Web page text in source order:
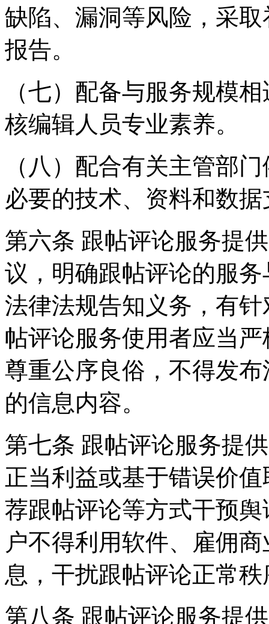
缺陷、漏洞等风险，采
报告。
（七）配备与服务规模
核编辑人员专业素养。
（八）配合有关主管部
必要的技术、资料和数
第六条 跟帖评论服务提
议，明确跟帖评论的服
法律法规告知义务，有
帖评论服务使用者应当
尊重公序良俗，不得发
的信息内容。
第七条 跟帖评论服务提
正当利益或基于错误价
荐跟帖评论等方式干预
户不得利用软件、雇佣
息，干扰跟帖评论正常
第八条 跟帖评论服务提